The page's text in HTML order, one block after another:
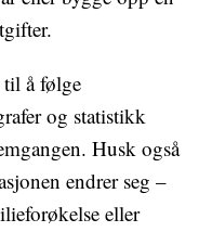
å følge
og statistikk
Husk også
endrer seg –
eller